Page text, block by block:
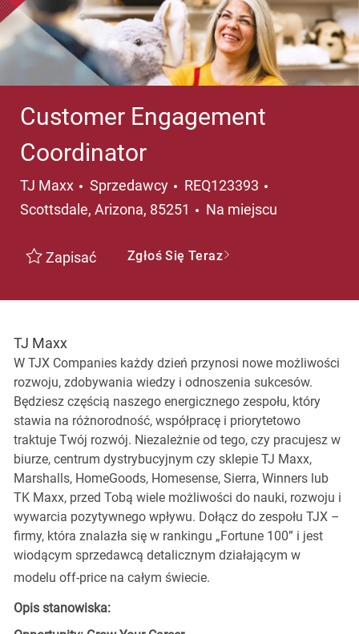
Customer Engagement
Coordinator
TJ Maxx Kategoria
Sprzedawcy REQ123393
Scottsdale, Arizona, 85251
Na miejscu
Zapisać Zgłoś Się Teraz
TJ Maxx
W TJX Companies każdy dzień przynosi nowe możliwości
rozwoju, zdobywania wiedzy i odnoszenia sukcesów.
Będziesz częścią naszego energicznego zespołu, który
stawia na różnorodność, współpracę i priorytetowo
traktuje Twój rozwój. Niezależnie od tego, czy pracujesz w
biurze, centrum dystrybucyjnym czy sklepie TJ Maxx,
Marshalls, HomeGoods, Homesense, Sierra, Winners lub
TK Maxx, przed Tobą wiele możliwości do nauki, rozwoju i
wywarcia pozytywnego wpływu. Dołącz do zespołu TJX –
firmy, która znalazła się w rankingu „Fortune 100” i jest
wiodącym sprzedawcą detalicznym działającym w
modelu off-price na całym świecie.
Opis stanowiska: